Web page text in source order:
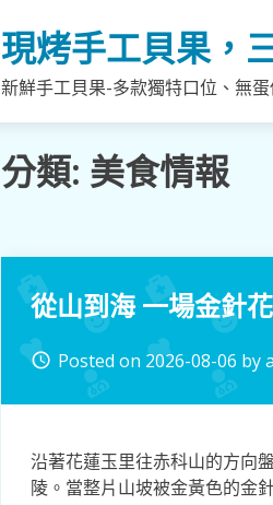
現烤手工貝果，
新鮮手工貝果-多款獨特口位、無
分類: 美食情報
從山到海 一場金針
access_time Posted on 2026-08-06 by
沿著花蓮玉里往赤科山的方向
陵。當整片山坡被金黃色的金